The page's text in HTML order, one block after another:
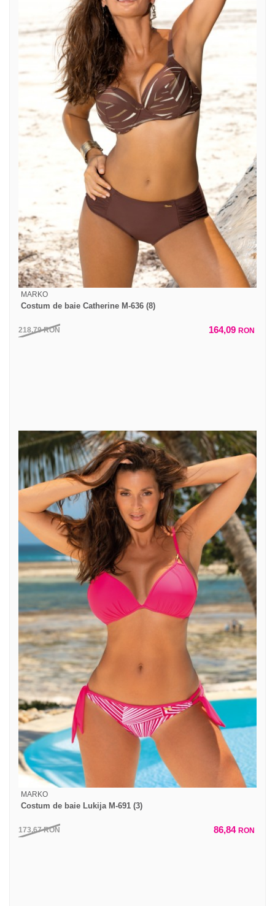
MARKO
Costum de baie Catherine M-636 (8)
218,79RON 164,09 RON
MARKO
Costum de baie Lukija M-691 (3)
173,67RON 86,84 RON